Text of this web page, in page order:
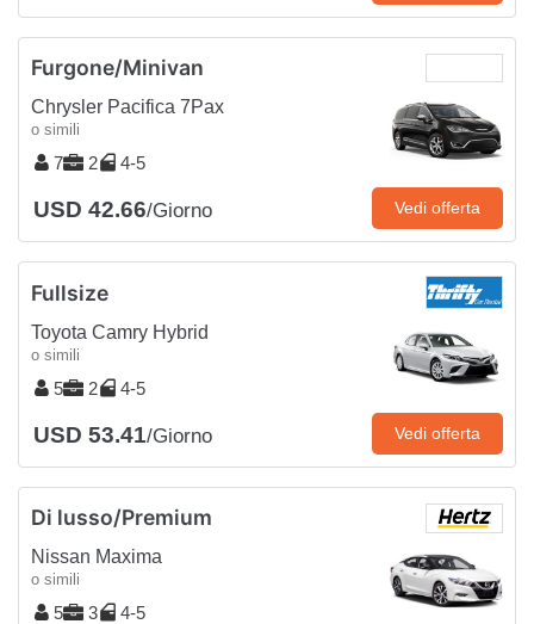
Furgone/Minivan
Chrysler Pacifica 7Pax
o simili
7 2 4-5
USD 42.66/Giorno Vedi offerta
Fullsize
Toyota Camry Hybrid
o simili
5 2 4-5
USD 53.41/Giorno Vedi offerta
Di lusso/Premium
Nissan Maxima
o simili
5 3 4-5